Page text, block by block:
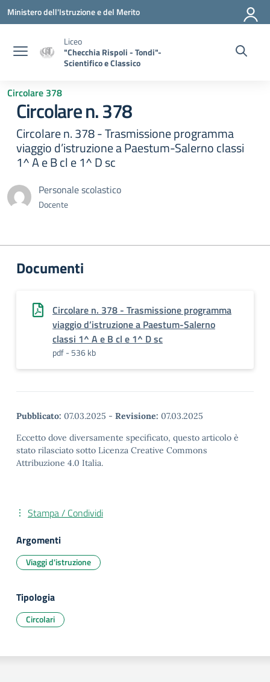
Vai ai contenuti
Vai al menu di navigazione
Vai al footer
Ministero dell'Istruzione e del Merito
Liceo
"Checchia Rispoli - Tondi"-
Scientifico e Classico
Circolare 378
Circolare n. 378
Circolare n. 378 - Trasmissione programma
viaggio d’istruzione a Paestum-Salerno classi
1^ A e B cl e 1^ D sc
Personale scolastico
Docente
Documenti
Circolare n. 378 - Trasmissione programma
viaggio d’istruzione a Paestum-Salerno
classi 1^ A e B cl e 1^ D sc
pdf - 536 kb
Pubblicato: 07.03.2025 - Revisione: 07.03.2025
Eccetto dove diversamente specificato, questo articolo è
stato rilasciato sotto Licenza Creative Commons
Attribuzione 4.0 Italia.
Stampa / Condividi
Argomenti
Viaggi d'istruzione
Tipologia
Circolari